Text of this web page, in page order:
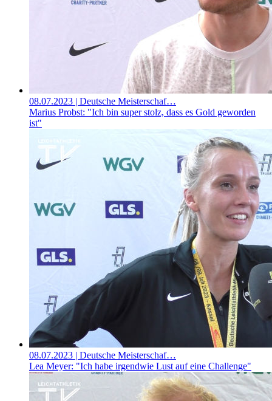
08.07.2023 | Deutsche Meisterschaf…
Marius Probst: "Ich bin super stolz, dass es Gold geworden
ist"
08.07.2023 | Deutsche Meisterschaf…
Lea Meyer: "Ich habe irgendwie Lust auf eine Challenge"